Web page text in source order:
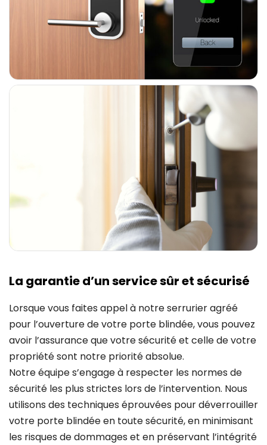
La garantie d’un service sûr et sécurisé
Lorsque vous faites appel à notre serrurier agréé
pour l’ouverture de votre porte blindée, vous pouvez
avoir l’assurance que votre sécurité et celle de votre
propriété sont notre priorité absolue.
Notre équipe s’engage à respecter les normes de
sécurité les plus strictes lors de l’intervention. Nous
utilisons des techniques éprouvées pour déverrouiller
votre porte blindée en toute sécurité, en minimisant
les risques de dommages et en préservant l’intégrité